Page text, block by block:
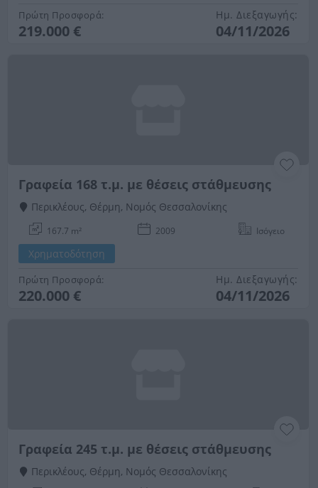
Πρώτη Προσφορά:
219.000 €
Ημ. Διεξαγωγής:
04/11/2026
Γραφεία 168 τ.μ. με θέσεις στάθμευσης
Περικλέους, Θέρμη, Νομός Θεσσαλονίκης
167.7 m² 2009 Ισόγειο
Χρηματοδότηση
Πρώτη Προσφορά:
220.000 €
Ημ. Διεξαγωγής:
04/11/2026
Γραφεία 245 τ.μ. με θέσεις στάθμευσης
Περικλέους, Θέρμη, Νομός Θεσσαλονίκης